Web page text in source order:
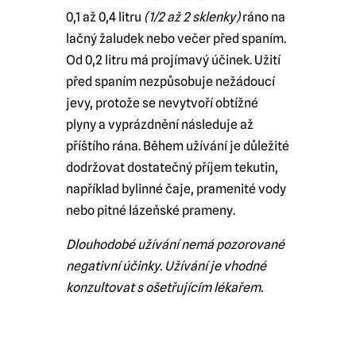
0,1 až 0,4 litru (1/2 až 2 sklenky)ráno na
lačný žaludek nebo večer před spaním.
Od 0,2 litru má projímavý účinek. Užití
před spaním nezpůsobuje nežádoucí
jevy, protože se nevytvoří obtížné
plyny a vyprázdnění následuje až
příštího rána. Během užívání je důležité
dodržovat dostatečný příjem tekutin,
například bylinné čaje, pramenité vody
nebo pitné lázeňské prameny.
Dlouhodobé užívání nemá pozorované
negativní účinky. Užívání je vhodné
konzultovat s ošetřujícím lékařem.